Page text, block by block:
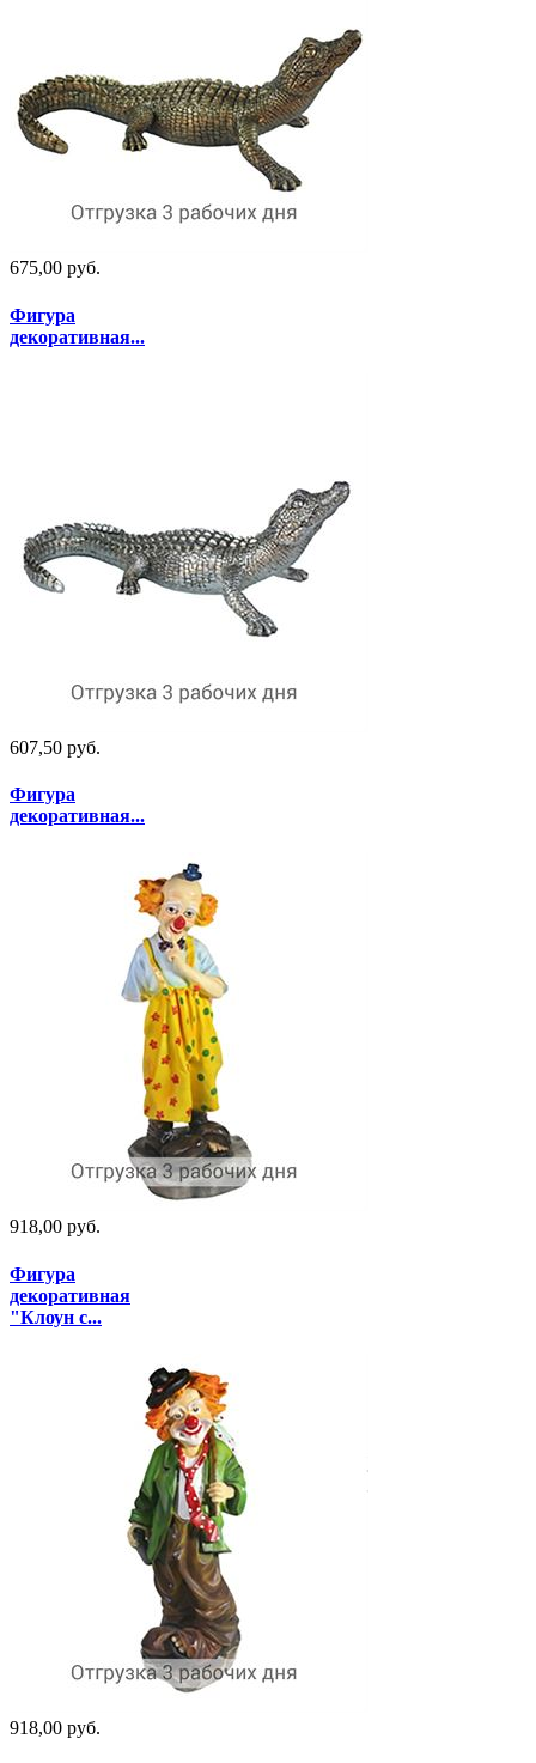
675,00 руб.
Фигура
декоративная...
607,50 руб.
Фигура
декоративная...
918,00 руб.
Фигура
декоративная
"Клоун с...
918,00 руб.